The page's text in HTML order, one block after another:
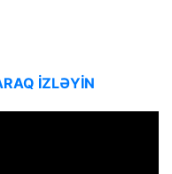
İZLƏYİN